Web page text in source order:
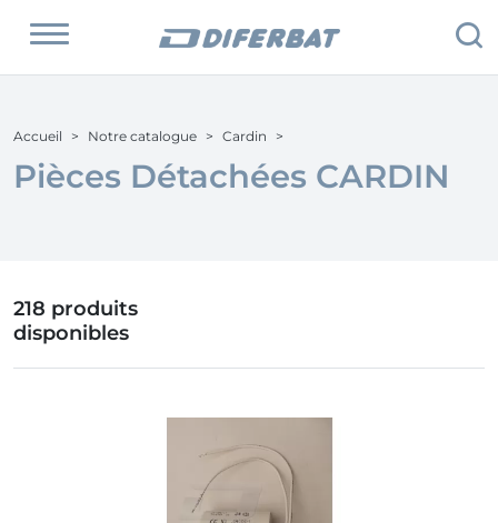
Accueil Notre catalogue Cardin
Pièces Détachées CARDIN
218 produits
disponibles